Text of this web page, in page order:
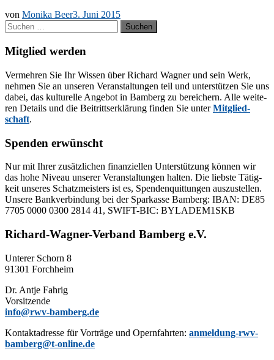
von Monika Beer3. Juni 2015
Suchen
nach:
Mitglied werden
Ver­meh­ren Sie Ihr Wis­sen über Ri­chard Wag­ner und sein Werk,
neh­men Sie an un­se­ren Ver­an­stal­tun­gen teil und un­ter­stüt­zen Sie uns
da­bei, das kul­tu­rel­le An­ge­bot in Bam­berg zu be­rei­chern. Alle wei­te­
ren De­tails und die Bei­tritts­er­klä­rung fin­den Sie un­terMit­glied­
schaft.
Spenden erwünscht
Nur mit Ih­rer zu­sätz­li­chen fi­nan­zi­el­len Un­ter­stüt­zung kön­nen wir
das hohe Ni­veau un­se­rer Ver­an­stal­tun­gen hal­ten. Die liebs­te Tä­tig­
keit un­se­res Schatz­meis­ters ist es, Spen­den­quit­tun­gen aus­zu­stel­len.
Un­se­re Bank­ver­bin­dung bei der Spar­kas­se Bam­berg: IBAN: DE85
7705 0000 0300 2814 41, SWIFT-BIC: BYLADEM1SKB
Richard-Wagner-Verband Bamberg e.V.
Un­te­rer Schorn 8
91301 Forchheim
Dr. Ant­je Fahrig
Vorsitzende
info@rwv-bamberg.de
Kon­takt­adres­se für Vor­trä­ge und Opern­fahr­ten: anmeldung-rwv-
bamberg@t-online.de